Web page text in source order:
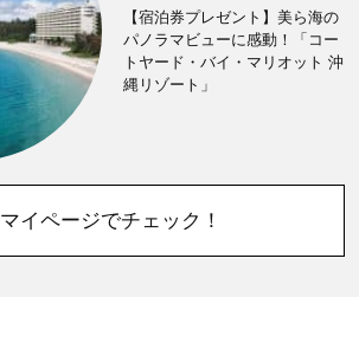
【宿泊券プレゼント】美ら海の
パノラマビューに感動！「コー
トヤード・バイ・マリオット 沖
縄リゾート」
マイページでチェック！